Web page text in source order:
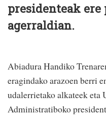
presidenteak
agerraldian.
Abiadura Handiko
eragindako arazoen berri
udalerrietako alkateek eta
Administratiboko